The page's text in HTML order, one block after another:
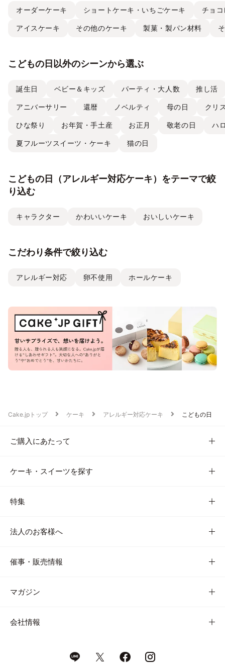
オーダーケーキ ショートケーキ・いちごケーキ チョ
アイスケーキ その他のケーキ 製菓・製パン材料
こどもの日以外のシーンから選ぶ
誕生日 ベビー＆キッズ パーティ・大人数 推し活
アニバーサリー 還暦 ノベルティ 母の日 クリ
ひな祭り お年賀・手土産 お正月 敬老の日 ハ
夏フルーツスイーツ・ケーキ 猫の日
こどもの日（アレルギー対応ケーキ）をテーマで絞
り込む
キャラクター かわいいケーキ おいしいケーキ
こだわり条件で絞り込む
アレルギー対応 卵不使用 ホールケーキ
Cake.jpトップ ケーキ アレルギー対応ケーキ こどもの日
ご購入にあたって
ケーキ・スイーツを探す
特集
法人のお客様へ
催事・販売情報
マガジン
会社情報